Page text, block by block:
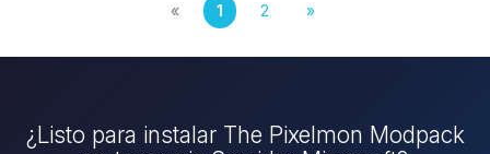
« 1 2 »
¿Listo para instalar The Pixelmon Modpack